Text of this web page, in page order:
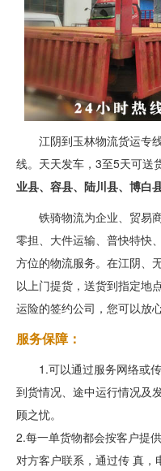
江阴到玉林物流货运专
线。天天发车，3至5天可送
业县、容县、陆川县、博白
铁骑物流为企业、贸易
零担、大件运输、普快特快
方位的物流服务。在江阴、
以上门提货，送货到指定地
运险的签约公司，您可以放
服务保障：
1.可以通过服务网络或
到货情况、途中运行情况及
顾之忧。
2.每一单货物都会按客户提
对方客户联系，通过传 真